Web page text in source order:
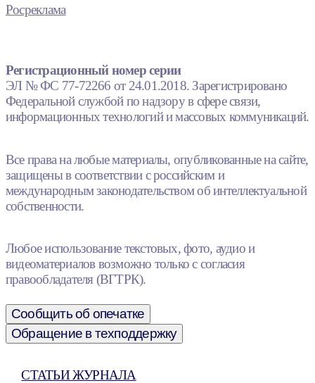
Росреклама
Регистрационный номер серии
ЭЛ № ФС 77-72266 от 24.01.2018. Зарегистрировано
Федеральной службой по надзору в сфере связи,
информационных технологий и массовых коммуникаций.
Все права на любые материалы, опубликованные на сайте,
защищены в соответствии с российским и
международным законодательством об интеллектуальной
собственности.
Любое использование текстовых, фото, аудио и
видеоматериалов возможно только с согласия
правообладателя (ВГТРК).
Сообщить об опечатке
Обращение в техподдержку
СТАТЬИ ЖУРНАЛА